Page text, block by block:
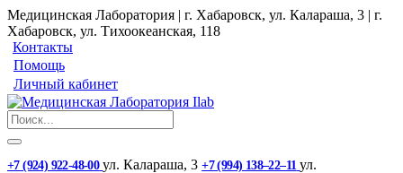
Медицинская Лаборатория | г. Хабаровск, ул. Калараша, 3 | г.
Хабаровск, ул. ​Тихоокеанская, 118
Контакты
Помощь
Личный кабинет
+7 (924) 922-48-00 ул. ​Калараша, 3 +7 (994) 138‒22‒11 ул. ​